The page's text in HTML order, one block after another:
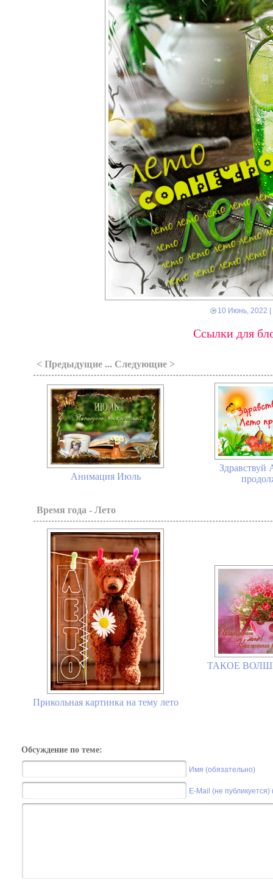
10 Июнь, 2022
Ссылки для
< Предыдущие ... Следующие >
Анимация Июль
Здравствуй
Время года - Лето
Прикольная картинка на тему лето
ТАКОЕ
Обсуждение по теме:
Имя (обязательно)
E-Mail (не